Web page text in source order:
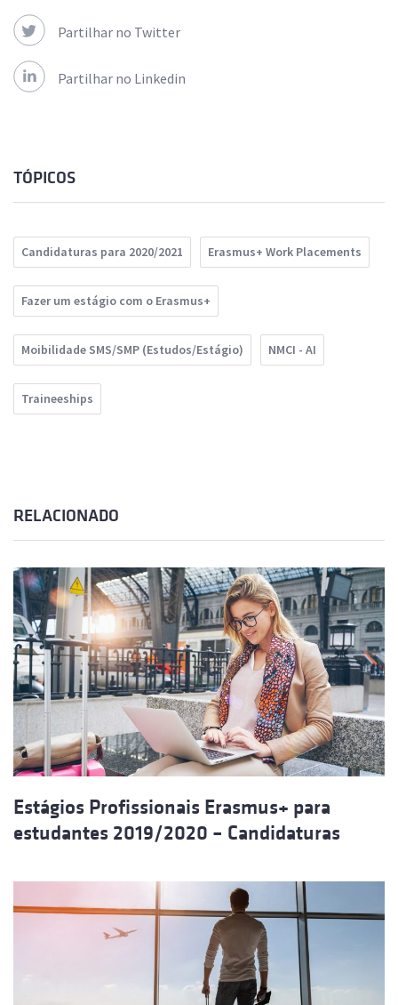
Partilhar no Twitter
Partilhar no Linkedin
TÓPICOS
Candidaturas para 2020/2021 Erasmus+ Work Placements
Fazer um estágio com o Erasmus+
Moibilidade SMS/SMP (Estudos/Estágio) NMCI - AI
Traineeships
RELACIONADO
Estágios Profissionais Erasmus+ para
estudantes 2019/2020 – Candidaturas